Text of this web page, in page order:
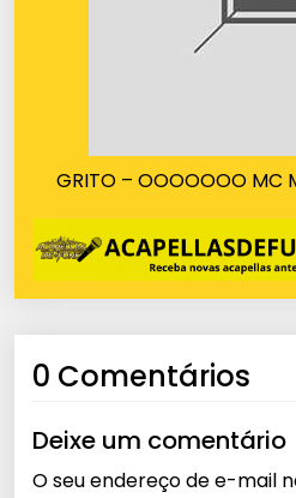
GRITO – OOOOOOO MC
0 Comentários
Deixe um comentário
O seu endereço de e-mail